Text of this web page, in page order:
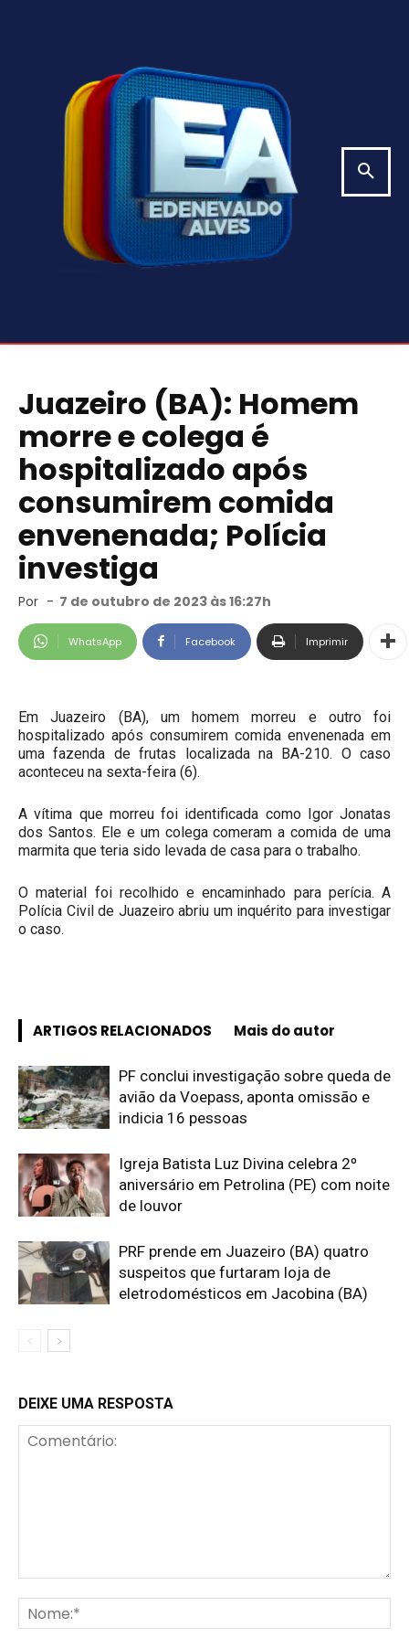
Juazeiro (BA): Homem
morre e colega é
hospitalizado após
consumirem comida
envenenada; Polícia
investiga
Por - 7 de outubro de 2023 às 16:27h
WhatsApp Facebook Imprimir
Em Juazeiro (BA), um homem morreu e outro foi
hospitalizado após consumirem comida envenenada em
uma fazenda de frutas localizada na BA-210. O caso
aconteceu na sexta-feira (6).
A vítima que morreu foi identificada como Igor Jonatas
dos Santos. Ele e um colega comeram a comida de uma
marmita que teria sido levada de casa para o trabalho.
O material foi recolhido e encaminhado para perícia. A
Polícia Civil de Juazeiro abriu um inquérito para investigar
o caso.
ARTIGOS RELACIONADOS Mais do autor
PF conclui investigação sobre queda de
avião da Voepass, aponta omissão e
indicia 16 pessoas
Igreja Batista Luz Divina celebra 2º
aniversário em Petrolina (PE) com noite
de louvor
PRF prende em Juazeiro (BA) quatro
suspeitos que furtaram loja de
eletrodomésticos em Jacobina (BA)
DEIXE UMA RESPOSTA